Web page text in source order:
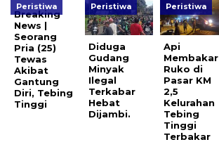
Peristiwa
Breaking
News |
Seorang
Pria (25)
Tewas
Akibat
Gantung
Diri, Tebing
Tinggi
Peristiwa
Diduga
Gudang
Minyak
Ilegal
Terkabar
Hebat
Dijambi.
Peristiwa
Api
Membakar
Ruko di
Pasar KM
2,5
Kelurahan
Tebing
Tinggi
Terbakar